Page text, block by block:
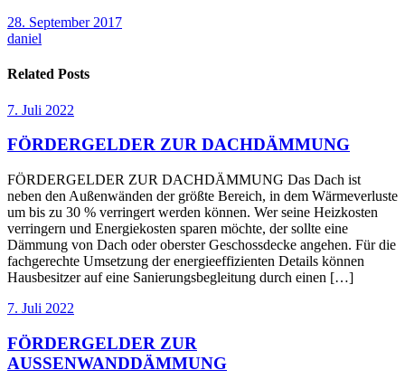
28. September 2017
daniel
Related Posts
7. Juli 2022
FÖRDERGELDER ZUR DACHDÄMMUNG
FÖRDERGELDER ZUR DACHDÄMMUNG Das Dach ist
neben den Außenwänden der größte Bereich, in dem Wärmeverluste
um bis zu 30 % verringert werden können. Wer seine Heizkosten
verringern und Energiekosten sparen möchte, der sollte eine
Dämmung von Dach oder oberster Geschossdecke angehen. Für die
fachgerechte Umsetzung der energieeffizienten Details können
Hausbesitzer auf eine Sanierungsbegleitung durch einen […]
7. Juli 2022
FÖRDERGELDER ZUR
AUSSENWANDDÄMMUNG